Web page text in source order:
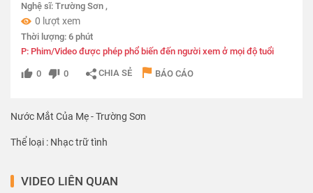
Nghệ sĩ: Trường Sơn ,
0 lượt xem
Thời lượng: 6 phút
P: Phim/Video được phép phổ biến đến người xem ở mọi độ tuổi
0 0 CHIA SẺ BÁO CÁO
Nước Mắt Của Mẹ - Trường Sơn
Thể loại : Nhạc trữ tình
VIDEO LIÊN QUAN